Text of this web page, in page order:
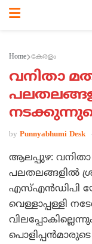
Home കേരളം
വനിതാ
by Punnyabhumi Desk
ആലപ്പുഴ: വനിതാ
പലതലങ്ങളില്‍
എസ്എന്‍ഡിപി
വെള്ളാപ്പള്ളി